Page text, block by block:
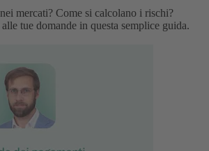
mercati? Come si calcolano i rischi?
tue domande in questa semplice guida.